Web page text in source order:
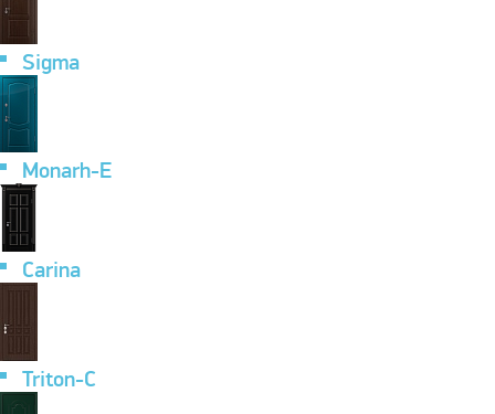
Sigma
Monarh-E
Carina
Triton-C